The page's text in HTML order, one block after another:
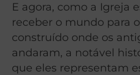
E agora, como a Igreja
receber o mundo para
construído onde os
andaram, a notável
que eles representam